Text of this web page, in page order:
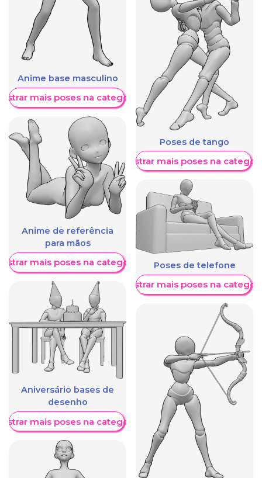
Anime base masculino
mais poses na categoria
Anime de referência
para mãos
mais poses na categoria
Aniversário bases de
desenho
mais poses na categoria
Poses de tango
Mostrar mais poses na
Poses de telefone
Mostrar mais poses na